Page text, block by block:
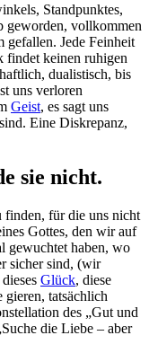
Standpunktes,
geworden, vollkommen
gefallen. Jede Feinheit
findet keinen ruhigen
dualistisch, bis
uns verloren
Geist, es sagt uns
Eine Diskrepanz,
sie nicht.
finden, für die uns nicht
Gottes, den wir auf
gewuchtet haben, wo
sicher sind, (wir
Glück, diese
tatsächlich
des „Gut und
die Liebe – aber